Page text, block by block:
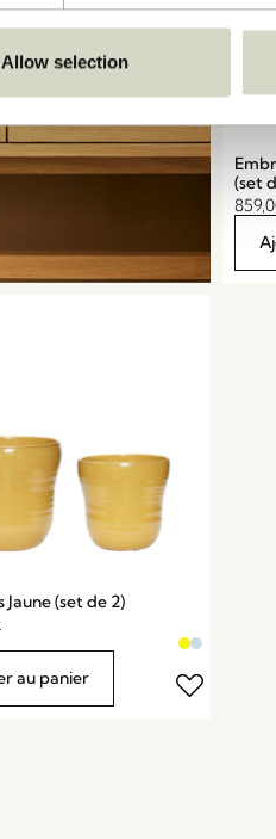
Allow selection
(set
Jaune (set de 2)
au panier